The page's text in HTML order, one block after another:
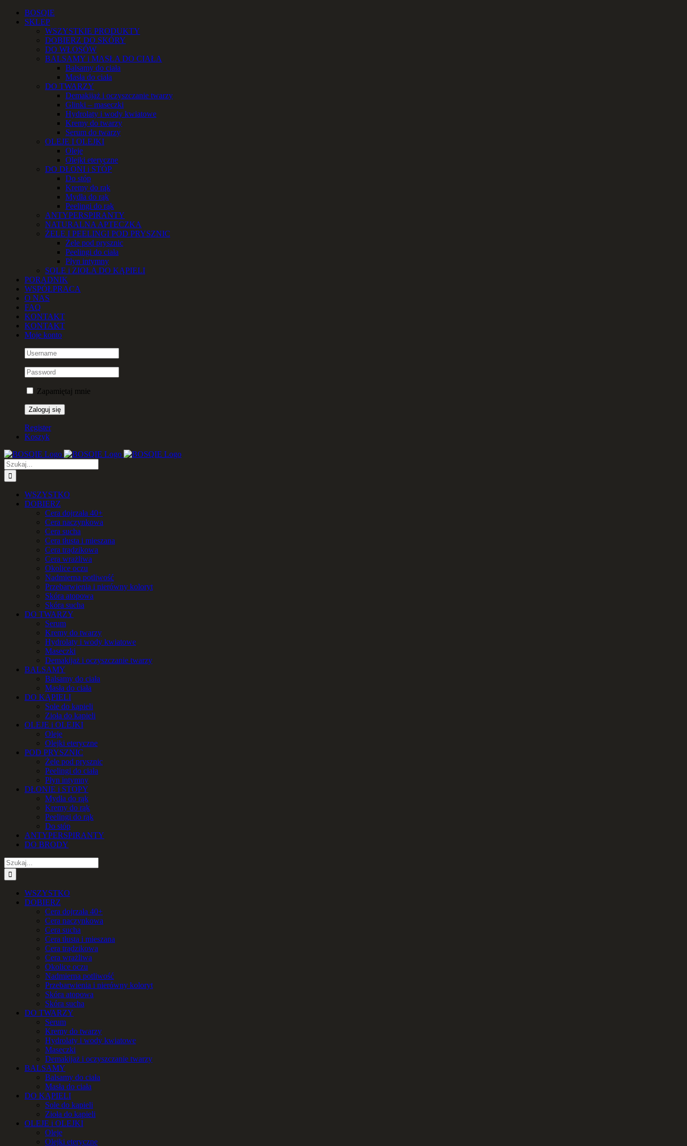
Przejdź
zawartości
Facebook
Instagram
YouTube
Email
TelefonBOSQIE
SKLEP
WSZYSTKIE PRODUKTY
DOBIERZ DO SKÓRY
DO WŁOSÓW
BALSAMY i MASŁA DO CIAŁA
Balsamy do ciała
Masła do ciała
DO TWARZY
Demakijaż i oczyszczanie twarzy
Glinki – maseczki
Hydrolaty i wody kwiatowe
Kremy do twarzy
Serum do twarzy
OLEJE I OLEJKI
Oleje
Olejki eteryczne
DO DŁONI i STÓP
Do stóp
Kremy do rąk
Mydła do rąk
Peelingi do rąk
ANTYPERSPIRANTY
NATURALNA APTECZKA
ŻELE I PEELINGI POD PRYSZNIC
Żele pod prysznic
Peelingi do ciała
Płyn intymny
SOLE i ZIOŁA DO KĄPIELI
PORADNIK
WSPÓŁPRACA
O NAS
FAQ
KONTAKT
KONTAKT
Moje konto
Zapamiętaj mnie
Register
Koszyk
Szukaj
WSZYSTKO
DOBIERZ
Cera dojrzała 40+
Cera naczynkowa
Cera sucha
Cera tłusta i mieszana
Cera trądzikowa
Cera wrażliwa
Okolice oczu
Nadmierna potliwość
Przebarwienia i nierówny koloryt
Skóra atopowa
Skóra sucha
DO TWARZY
Serum
Kremy do twarzy
Hydrolaty i wody kwiatowe
Maseczki
Demakijaż i oczyszczanie twarzy
BALSAMY
Balsamy do ciała
Masła do ciała
DO KĄPIELI
Sole do kąpieli
Zioła do kąpieli
OLEJE i OLEJKI
Oleje
Olejki eteryczne
POD PRYSZNIC
Żele pod prysznic
Peelingi do ciała
Płyn intymny
DŁONIE i STOPY
Mydła do rąk
Kremy do rąk
Peelingi do rąk
Do stóp
ANTYPERSPIRANTY
DO BRODY
Szukaj
WSZYSTKO
DOBIERZ
Cera dojrzała 40+
Cera naczynkowa
Cera sucha
Cera tłusta i mieszana
Cera trądzikowa
Cera wrażliwa
Okolice oczu
Nadmierna potliwość
Przebarwienia i nierówny koloryt
Skóra atopowa
Skóra sucha
DO TWARZY
Serum
Kremy do twarzy
Hydrolaty i wody kwiatowe
Maseczki
Demakijaż i oczyszczanie twarzy
BALSAMY
Balsamy do ciała
Masła do ciała
DO KĄPIELI
Sole do kąpieli
Zioła do kąpieli
OLEJE i OLEJKI
Oleje
Olejki eteryczne